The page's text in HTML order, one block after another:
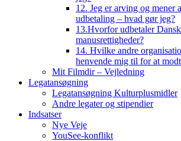
12. Jeg er arving og mener
udbetaling – hvad gør jeg?
13.Hvorfor udbetaler
manusrettigheder?
14. Hvilke andre
henvende mig til for at
Mit Filmdir – Vejledning
Legatansøgning
Legatansøgning Kulturplusmidler
Andre legater og stipendier
Indsatser
Nye Veje
YouSee-konflikt